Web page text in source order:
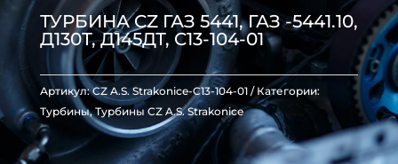
ТУРБИНА CZ ГАЗ 5441, ГАЗ -5441.10,
Д130Т, Д145ДТ, C13-104-01
Артикул:CZ A.S. Strakonice-C13-104-01
Категории:
Турбины,Турбины CZ A.S. Strakonice